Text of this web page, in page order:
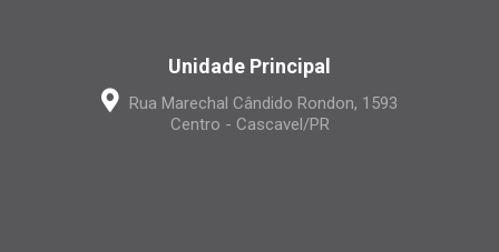
Unidade Principal
Rua Marechal Cândido Rondon, 1593
Centro - Cascavel/PR